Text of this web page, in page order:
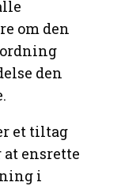
om den
den
et tiltag
at ensrette
i